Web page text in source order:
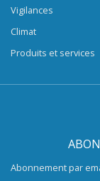
Vigilances
Climat
Produits et services
Abonnement par